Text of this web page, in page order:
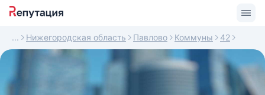
Нижегородская область Павлово Коммуны 42